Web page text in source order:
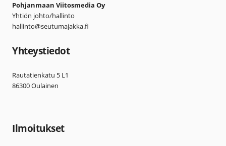
Pohjanmaan Viitosmedia Oy
Yhtiön johto/hallinto
hallinto@seutumajakka.fi
Yhteystiedot
Rautatienkatu 5 L1
86300 Oulainen
Ilmoitukset